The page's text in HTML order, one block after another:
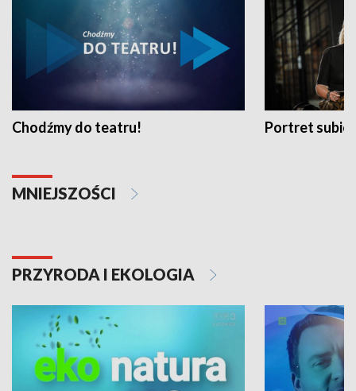
Chodźmy do teatru! Portret
MNIEJSZOŚCI
PRZYRODA I EKOLOGIA